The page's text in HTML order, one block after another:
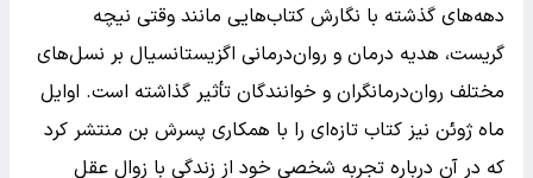
دهه‌های گذشته با نگارش کتاب‌هایی مانند وقتی نیچه
گریست، هدیه درمان و روان‌درمانی اگزیستانسیال بر نسل‌های
مختلف روان‌درمانگران و خوانندگان تأثیر گذاشته است. اوایل
ماه ژوئن نیز کتاب تازه‌ای را با همکاری پسرش بن منتشر کرد
که در آن درباره تجربه شخصی خود از زندگی با زوال عقل